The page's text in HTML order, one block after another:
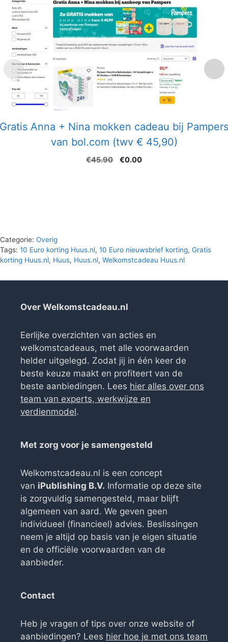
Gratis Anna + Nina mokken cadeau bij Pampers
van bol.com (twv € 45,90)
€45.90
Oorspronkelijke
€0.00Huidige
Categorie: Overig
Tags: 10 Euro korting Huus.nl, 10 Euro nieuwsbrief korting, Gratis
korting Huus.nl, Huus, Huus.nl, Welkomstcadeau Huus.nl
Over Welkomstcadeau.nl
Eerlijke overzichten van acties en
welkomstcadeaus, met alle voorwaarden
helder uitgelegd. Zodat jij in één keer de
beste keuze maakt en profiteert van de
beste aanbiedingen. Lees hier alles over ons
team van experts, werkwijze en
verdienmodel.
Met zorg voor je samengesteld
Welkomstcadeau.nl is een concept
van iPublishing B.V. Informatie op deze site
is zorgvuldig samengesteld, maar blijft
algemeen van aard. We geven geen
individueel (financieel) advies. Beslissingen
neem je altijd op basis van je eigen situatie
en de officiële voorwaarden van de
aanbieder.
Contact
Heb je vragen of tips over onze website of
aanbiedingen? Lees hier hoe je met ons team